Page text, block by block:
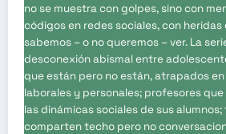
no se muestra con golpes, sino con
códigos en redes sociales, con
sabemos – o no queremos – ver. La
desconexión abismal entre
que están pero no están, atrapados
laborales y personales; profesores
las dinámicas sociales de sus
comparten techo pero no